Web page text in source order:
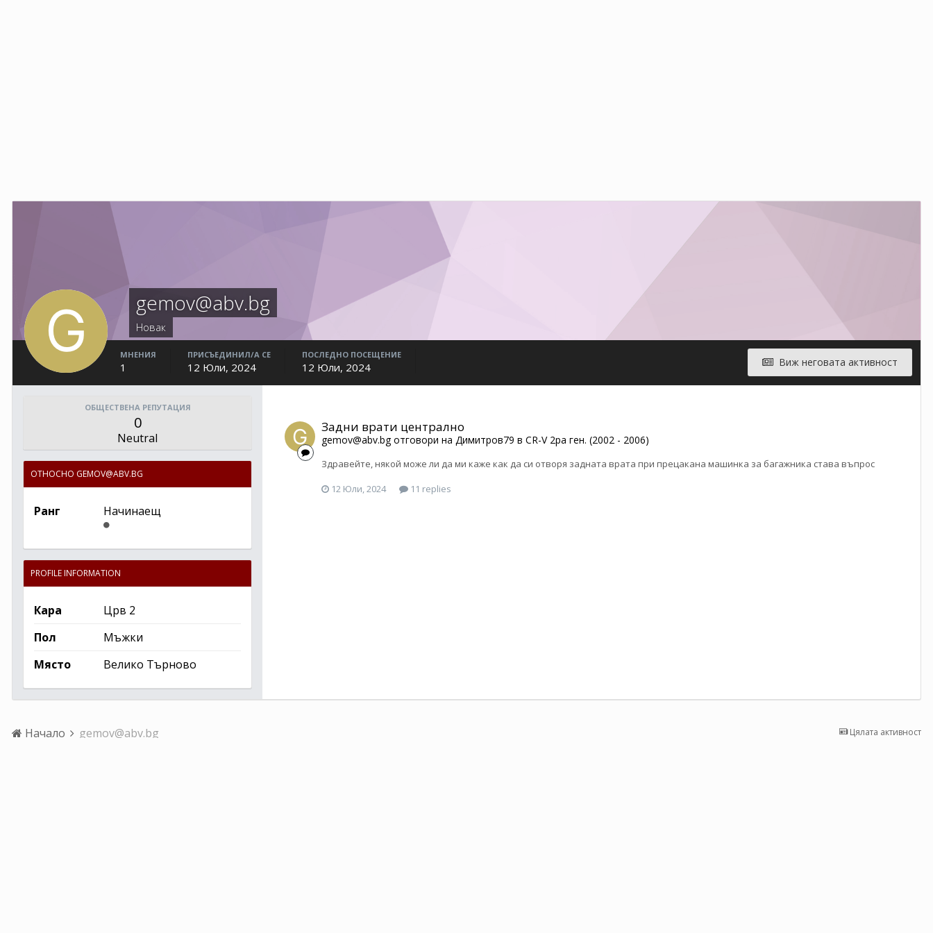
gemov@abv.bg
Новак
Виж неговата активност
МНЕНИЯ
1
ПРИСЪЕДИНИЛ/А СЕ
12 Юли, 2024
ПОСЛЕДНО ПОСЕЩЕНИЕ
12 Юли, 2024
ОБЩЕСТВЕНА РЕПУТАЦИЯ
0
Neutral
ОТНОСНО GEMOV@ABV.BG
Ранг Начинаещ
PROFILE INFORMATION
Кара
Црв 2
Пол
Мъжки
Място
Велико Търново
Задни врати централно
gemov@abv.bgотговори на Димитров79 в CR-V 2ра ген. (2002 - 2006)
Здравейте, някой може ли да ми каже как да си отворя задната врата при прецакана машинка за багажника става въпрос
12 Юли, 2024
11 replies
Цялата активност
Начало gemov@abv.bg